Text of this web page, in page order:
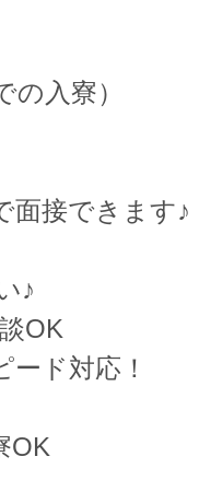
の入寮）
面接できます♪
♪
OK
ード対応！
OK